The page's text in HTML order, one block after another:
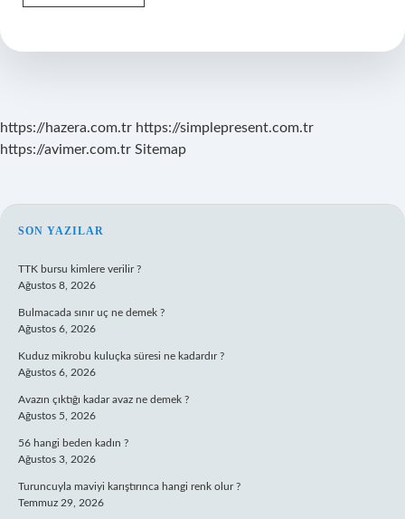
Hız
https://hazera.com.tr https://simplepresent.com.tr
https://avimer.com.tr Sitemap
SIDEBAR
SON YAZILAR
TTK bursu kimlere verilir ?
Ağustos 8, 2026
Bulmacada sınır uç ne demek ?
Ağustos 6, 2026
Kuduz mikrobu kuluçka süresi ne kadardır ?
Ağustos 6, 2026
Avazın çıktığı kadar avaz ne demek ?
Ağustos 5, 2026
56 hangi beden kadın ?
Ağustos 3, 2026
Turuncuyla maviyi karıştırınca hangi renk olur ?
Temmuz 29, 2026